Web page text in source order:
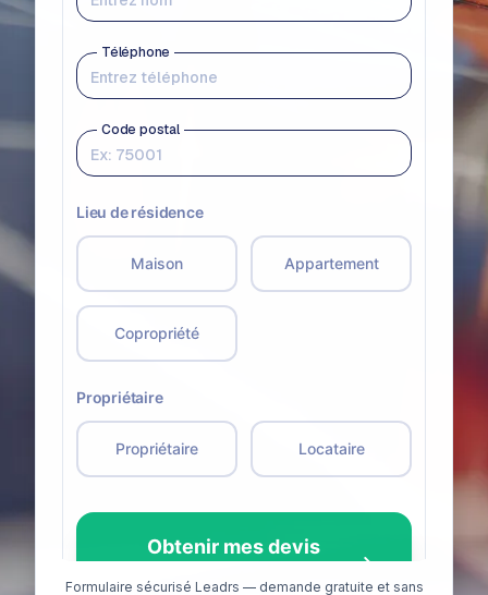
Formulaire sécurisé Leadrs — demande gratuite et sans